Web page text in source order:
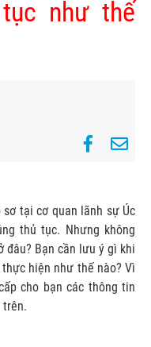
như thế
tại cơ quan lãnh sự Úc
thủ tục. Nhưng không
đâu? Bạn cần lưu ý gì khi
hiện như thế nào? Vì
cho bạn các thông tin
trên.